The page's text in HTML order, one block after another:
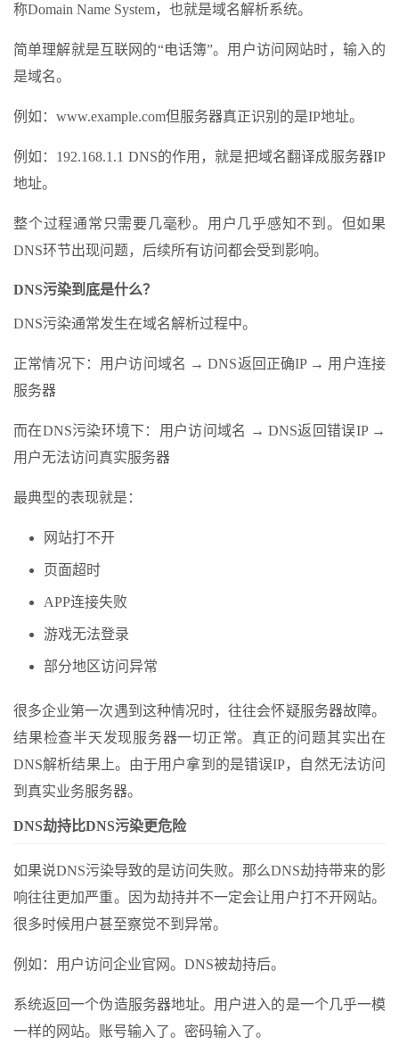
称Domain Name System，也就是域名解析系统。
简单理解就是互联网的“电话簿”。用户访问网站时，输入的
是域名。
例如：www.example.com但服务器真正识别的是IP地址。
例如：192.168.1.1 DNS的作用，就是把域名翻译成服务器IP
地址。
整个过程通常只需要几毫秒。用户几乎感知不到。但如果
DNS环节出现问题，后续所有访问都会受到影响。
DNS污染到底是什么？
DNS污染通常发生在域名解析过程中。
正常情况下：用户访问域名 → DNS返回正确IP → 用户连接
服务器
而在DNS污染环境下：用户访问域名 → DNS返回错误IP →
用户无法访问真实服务器
最典型的表现就是：
网站打不开
页面超时
APP连接失败
游戏无法登录
部分地区访问异常
很多企业第一次遇到这种情况时，往往会怀疑服务器故障。
结果检查半天发现服务器一切正常。真正的问题其实出在
DNS解析结果上。由于用户拿到的是错误IP，自然无法访问
到真实业务服务器。
DNS劫持比DNS污染更危险
如果说DNS污染导致的是访问失败。那么DNS劫持带来的影
响往往更加严重。因为劫持并不一定会让用户打不开网站。
很多时候用户甚至察觉不到异常。
例如：用户访问企业官网。DNS被劫持后。
系统返回一个伪造服务器地址。用户进入的是一个几乎一模
一样的网站。账号输入了。密码输入了。